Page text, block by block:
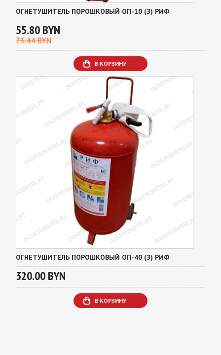
ОГНЕТУШИТЕЛЬ ПОРОШКОВЫЙ ОП-10 (З) РИФ
55.80 BYN
73.44 BYN
В КОРЗИНУ
ОГНЕТУШИТЕЛЬ ПОРОШКОВЫЙ ОП-40 (З) РИФ
320.00 BYN
В КОРЗИНУ